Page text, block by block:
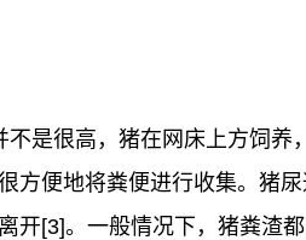
是很高，猪在网床上方饲
方便地将粪便进行收集。猪
开[3]。一般情况下，猪粪渣